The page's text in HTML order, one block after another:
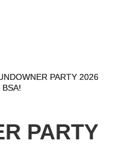
PARTY 2026
PARTY